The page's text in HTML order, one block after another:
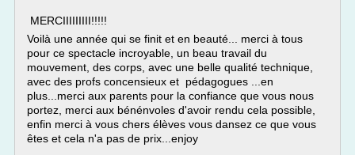
MERCIIIIIIIII!!!!!
Voilà une année qui se finit et en beauté... merci à tous
pour ce spectacle incroyable, un beau travail du
mouvement, des corps, avec une belle qualité technique,
avec des profs concensieux et pédagogues ...en
plus...merci aux parents pour la confiance que vous nous
portez, merci aux bénénvoles d'avoir rendu cela possible,
enfin merci à vous chers élèves vous dansez ce que vous
êtes et cela n'a pas de prix...enjoy